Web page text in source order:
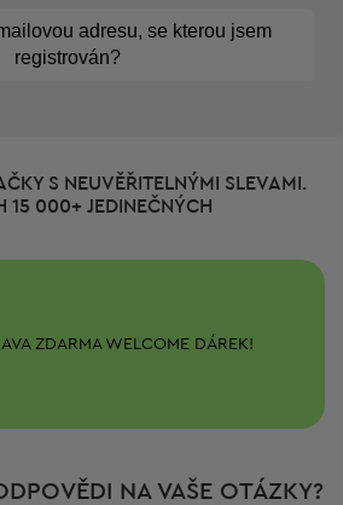
adresu, se kterou jsem
registrován?
S NEUVĚŘITELNÝMI SLEVAMI.
15 000+ JEDINEČNÝCH
ZDARMAWELCOME DÁREK!
NA VAŠE OTÁZKY?